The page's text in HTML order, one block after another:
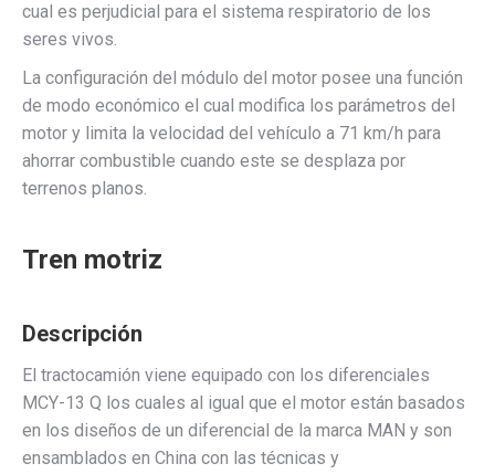
cual es perjudicial para el sistema respiratorio de los
seres vivos.
La configuración del módulo del motor posee una función
de modo económico el cual modifica los parámetros del
motor y limita la velocidad del vehículo a 71 km/h para
ahorrar combustible cuando este se desplaza por
terrenos planos.
Tren motriz
Descripción
El tractocamión viene equipado con los diferenciales
MCY-13 Q los cuales al igual que el motor están basados
en los diseños de un diferencial de la marca MAN y son
ensamblados en China con las técnicas y